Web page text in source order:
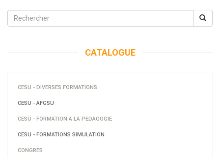
Toggle
CATALOGUE
CESU - DIVERSES FORMATIONS
CESU - AFGSU
CESU - FORMATION A LA PEDAGOGIE
CESU - FORMATIONS SIMULATION
CONGRES